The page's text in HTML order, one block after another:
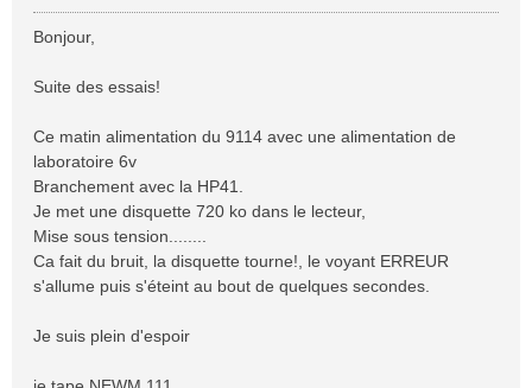
e
s
g
Bonjour,
Suite des essais!
Ce matin alimentation du 9114 avec une alimentation de
laboratoire 6v
Branchement avec la HP41.
Je met une disquette 720 ko dans le lecteur,
Mise sous tension........
Ca fait du bruit, la disquette tourne!, le voyant ERREUR
s'allume puis s'éteint au bout de quelques secondes.
Je suis plein d'espoir